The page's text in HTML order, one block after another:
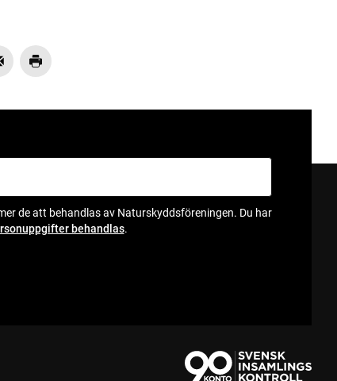
de att behandlas av Naturskyddsföreningen. Du har
behandlas.